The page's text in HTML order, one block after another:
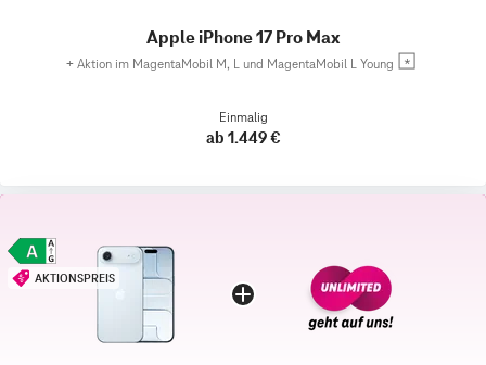
Apple iPhone 17 Pro Max
+ Aktion im MagentaMobil M, L und MagentaMobil L Young
Einmalig
ab 1.449 €
AKTIONSPREIS